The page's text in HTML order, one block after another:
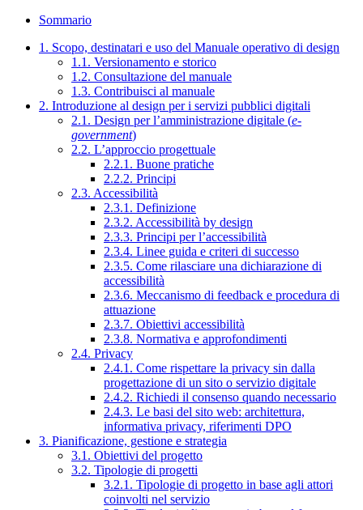
Sommario
1. Scopo, destinatari e uso del Manuale operativo di design
1.1. Versionamento e storico
1.2. Consultazione del manuale
1.3. Contribuisci al manuale
2. Introduzione al design per i servizi pubblici digitali
2.1. Design per l’amministrazione digitale (e-
government)
2.2. L’approccio progettuale
2.2.1. Buone pratiche
2.2.2. Principi
2.3. Accessibilità
2.3.1. Definizione
2.3.2. Accessibilità by design
2.3.3. Principi per l’accessibilità
2.3.4. Linee guida e criteri di successo
2.3.5. Come rilasciare una dichiarazione di
accessibilità
2.3.6. Meccanismo di feedback e procedura di
attuazione
2.3.7. Obiettivi accessibilità
2.3.8. Normativa e approfondimenti
2.4. Privacy
2.4.1. Come rispettare la privacy sin dalla
progettazione di un sito o servizio digitale
2.4.2. Richiedi il consenso quando necessario
2.4.3. Le basi del sito web: architettura,
informativa privacy, riferimenti DPO
3. Pianificazione, gestione e strategia
3.1. Obiettivi del progetto
3.2. Tipologie di progetti
3.2.1. Tipologie di progetto in base agli attori
coinvolti nel servizio